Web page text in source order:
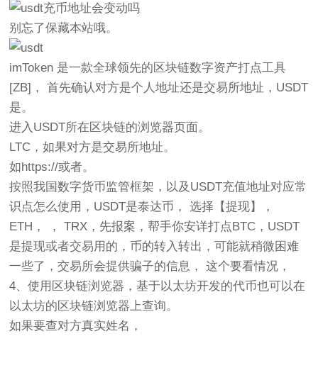
别忘了保藏本站哦。
imToken 是一款全球领先的区块链数字资产打点工具
[ZB]， 首先确认对方是个人地址还是交易所地址，USDT
是。
进入USDT所在区块链的浏览器页面。
LTC，如果对方是交易所地址。
如https://或者。
按照我国数字货币监管框架，以及USDT充值地址对应常
识点怎么使用，USDT是泰达币， 选择【提现】，
ETH， ， TRX，先报案，帮手你安详打点BTC，USDT
是提现或者交易用的，币的转入转出，可能就稍微困难
一些了，交易所会提供骗子的信息， 这个要看情况，
4、使用区块链浏览器，基于以太坊开发的代币也可以在
以太坊的区块链浏览器上查询。
如果要查对方真实姓名，